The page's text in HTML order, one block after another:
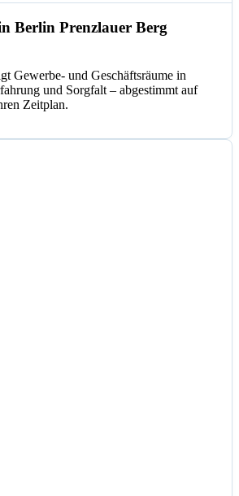
Berlin Prenzlauer Berg
Gewerbe- und Geschäftsräume in
und Sorgfalt – abgestimmt auf
Zeitplan.